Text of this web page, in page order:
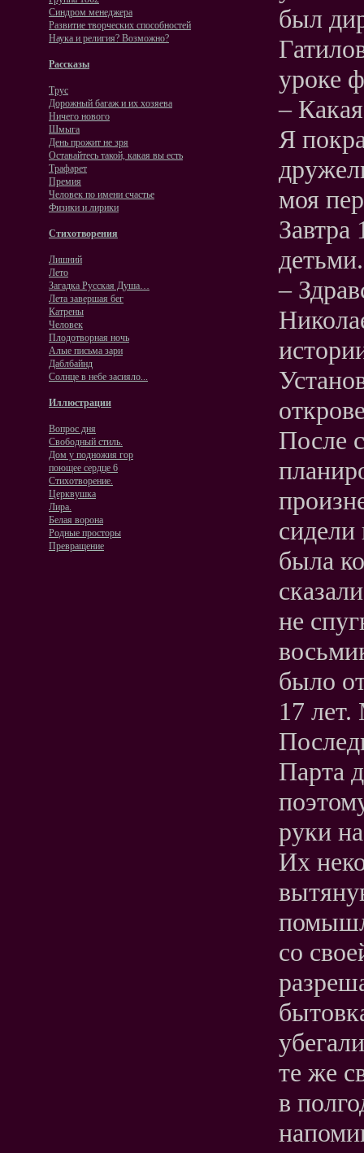
Синдром менеджера
Развитие творческих способностей
Наука и религия? Возможно?
Рассказы
Трус
Дорожный багаж и их хозяева
Ничего нового
Шмыга
День прожит не зря
Оставайтесь такой, какая вы есть
Трафарет
Премия
Человек по имени счастье
Физики и лирики
Стихотворения
Лишний
Лето
Загадка Русская Душа…
Лета завершая бег
Катрены
Человек
Плодотворная ночь
Алые письма зари
Даблбайнд
Солнце в небе засияло...
Иллюстрации
Вопрос дня
Свободный стиль.
Дом у подножия гор
поющее сердце 6
Стихотворение.
Церквушка
Лира.
Белая ворона
Родные просторы
Превращение
был
уроке
–
Я
моя
Завтра
детьми.
–
После
была
не
было
17
Парта
руки
Их
со
те же
в